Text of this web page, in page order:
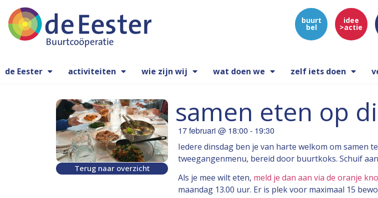
buurt
bel
idee
>actie
de Eester activiteiten wie zijn wij wat doen we zelf iets doen
Terug naar overzicht
samen eten op
17 februari @ 18:00 - 19:30
Iedere dinsdag ben je van harte welkom om samen
tweegangenmenu, bereid door buurtkoks. Schuif
Als je mee wilt eten, meld je dan aan via de oranje
maandag 13.00 uur. Er is plek voor maximaal 15